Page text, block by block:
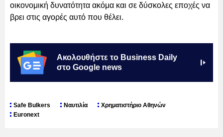
οικονομική δυνατότητα ακόμα και σε δύσκολες εποχές να
βρει στις αγορές αυτό που θέλει.
Ακολουθήστε το Business Daily
στο Google news
Safe Bulkers Ναυτιλία
Χρηματιστήριο Αθηνών
Euronext